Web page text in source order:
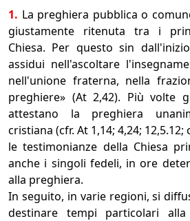
1. La preghiera pubblica o
giustamente ritenuta tra i
Chiesa. Per questo sin
assidui nell'ascoltare
nell'unione fraterna, nella
preghiere» (At 2,42). Più volte
attestano la preghiera
cristiana (cfr. At 1,14; 4,24; 12,5.12;
le testimonianze della Chiesa
anche i singoli fedeli, in ore
alla preghiera.
In seguito, in varie regioni, si
destinare tempi particolari